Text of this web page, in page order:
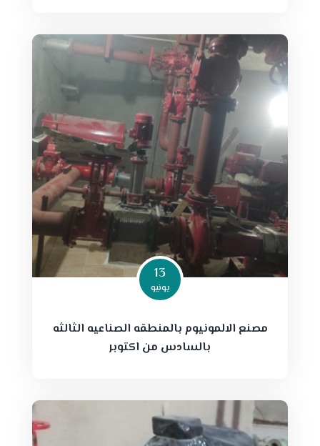
13
يونيو
مصنع الالمونيوم بالمنطقه الصناعيه الثالثه
بالسادس من اكتوبر